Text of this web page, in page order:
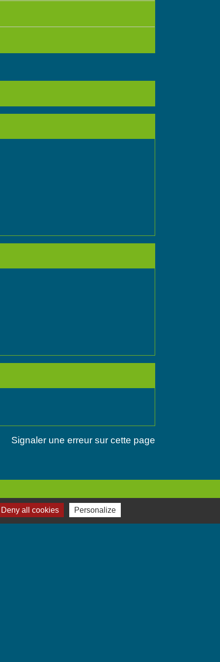
Signaler une erreur sur cette page
Deny all cookies Personalize